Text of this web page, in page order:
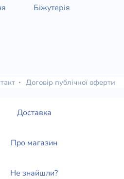
Біжутерія
Договір публічної оферти
Доставка
Про магазин
Не знайшли?